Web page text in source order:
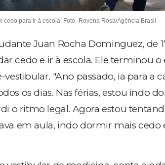
para ir à escola. Foto- Rovena Rosa/Agência Brasil
Juan Rocha Dominguez, de
cedo e ir à escola. Ele terminou o
"Ano passado, ia para a
os dias. Nas férias, estou indo
o ritmo legal. Agora estou
em aula, indo dormir mais cedo